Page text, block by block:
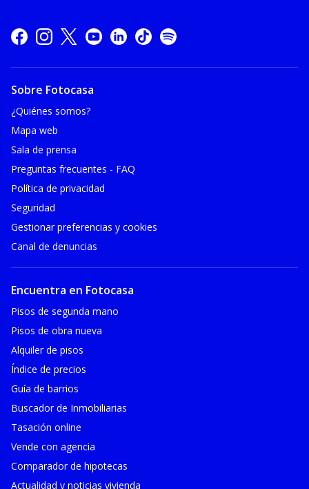
Sobre Fotocasa
¿Quiénes somos?
Mapa web
Sala de prensa
Preguntas frecuentes - FAQ
Política de privacidad
Seguridad
Gestionar preferencias y cookies
Canal de denuncias
Encuentra en Fotocasa
Pisos de segunda mano
Pisos de obra nueva
Alquiler de pisos
Índice de precios
Guía de barrios
Buscador de Inmobiliarias
Tasación online
Vende con agencia
Comparador de hipotecas
Actualidad y noticias vivienda